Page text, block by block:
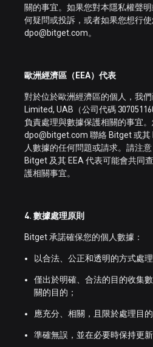
關的事宜。如果您對本隱私權聲
何疑問或投訴，或者如果您想行
dpo@bitget.com。
歐洲經濟區（EEA）代表
對於位於歐洲經濟區的個人，我
Limited, UAB（公司代碼
負責處理與數據保護相關的事宜
dpo@bitget.com 聯絡 Bitget 或其
人數據的任何問題或請求。請注
Bitget 及其 EEA 代表可能會共同
護相關事宜。
4. 數據處理原則
Bitget 承諾確保您的個人數據：
以合法、公正和透明的方式處理
僅出於明確、合法的目的收集
關的目的；
應充分、相關，且限於處理目
準確無誤，並在必要時保持更新